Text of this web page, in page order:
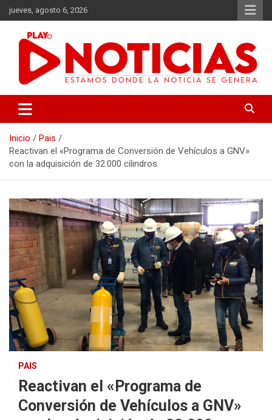
Saltar
al
contenido
jueves, agosto 6, 2026
Play Noticias
Inicio
Pais
Reactivan el «Programa de Conversión de Vehículos a GNV»
con la adquisición de 32.000 cilindros
PAIS
Reactivan el «Programa de
Conversión de Vehículos a GNV»